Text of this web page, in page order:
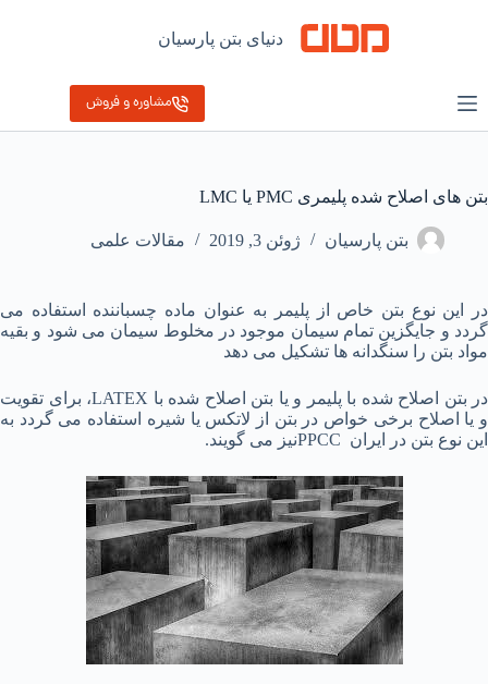
دنیای بتن پارسیان
مشاوره و فروش
بتن های اصلاح شده پلیمری PMC یا LMC
بتن پارسیان ژوئن 3, 2019 مقالات علمی
در این نوع بتن خاص از پلیمر به عنوان ماده چسباننده استفاده می
گردد و جایگزین تمام سیمان موجود در مخلوط سیمان می شود و بقیه
مواد بتن را سنگدانه ها تشکیل می دهد
در بتن اصلاح شده با پلیمر و یا بتن اصلاح شده با LATEX، برای تقویت
و یا اصلاح برخی خواص در بتن از لاتکس یا شیره استفاده می گردد به
این نوع بتن در ایران PPCCنیز می گویند.